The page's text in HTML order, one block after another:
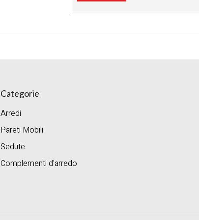
Categorie
Arredi
Pareti Mobili
Sedute
Complementi d'arredo